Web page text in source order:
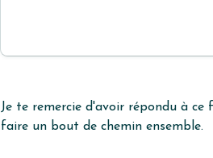
Je te remercie d'avoir répondu à
faire un bout de chemin ensemble.